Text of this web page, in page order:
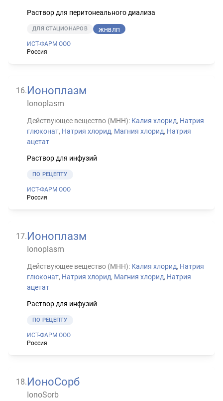
Раствор для перитонеального диализа
ДЛЯ СТАЦИОНАРОВ ЖНВЛП
ИСТ-ФАРМ ООО
Россия
16.Ионоплазм
Ionoplasm
Действующее вещество (МНН): Калия хлорид, Натрия
глюконат, Натрия хлорид, Магния хлорид, Натрия
ацетат
Раствор для инфузий
ПО РЕЦЕПТУ
ИСТ-ФАРМ ООО
Россия
17.Ионоплазм
Ionoplasm
Действующее вещество (МНН): Калия хлорид, Натрия
глюконат, Натрия хлорид, Магния хлорид, Натрия
ацетат
Раствор для инфузий
ПО РЕЦЕПТУ
ИСТ-ФАРМ ООО
Россия
18.ИоноСорб
IonoSorb